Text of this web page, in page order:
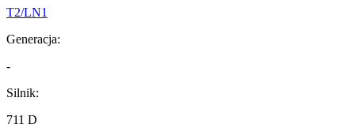
T2/LN1
Generacja:
-
Silnik:
711 D